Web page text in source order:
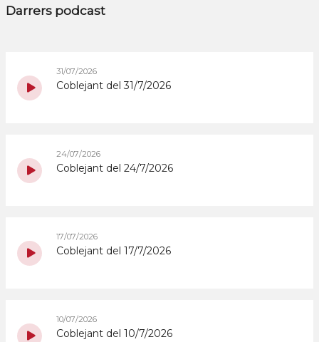
Darrers podcast
31/07/2026
Coblejant del 31/7/2026
24/07/2026
Coblejant del 24/7/2026
17/07/2026
Coblejant del 17/7/2026
10/07/2026
Coblejant del 10/7/2026